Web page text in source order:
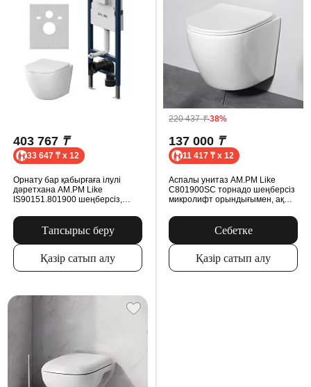
403 767 ₸
33 647 ₸ x 12
Орнату бар қабырғаға ілулі
дәретхана AM.PM Like
IS90151.801900 шеңберсіз,
механикалық батырмасымен, ақ
Тапсырыс беру
Қазір сатып алу
220 437₸-38%
137 000 ₸
11 417 ₸ x 12
Аспалы унитаз AM.PM Like
C801900SC торнадо шеңберсіз
микролифт орындығымен, ақ
Себетке
Қазір сатып алу